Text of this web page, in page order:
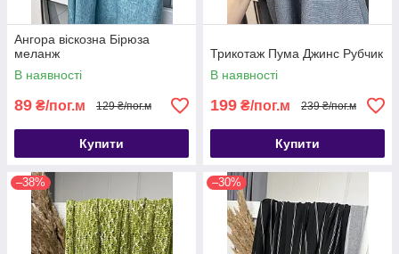
Ангора віскозна Бірюза
меланж
В наявності
89 ₴/пог.м 129 ₴/пог.м
Купити
Трикотаж Пума Джинс Рубчик
В наявності
199 ₴/пог.м 239 ₴/пог.м
Купити
–38% –30%